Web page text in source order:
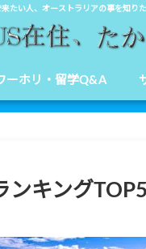
たい人、オーストラリアの事を知
ーホリ・留学Q&A
キング